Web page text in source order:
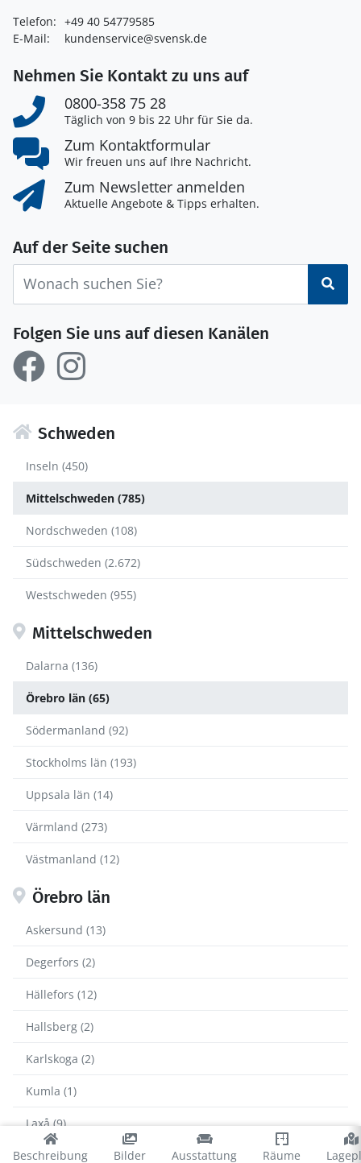
Beschreibung Bilder Ausstattung Räume
Telefon: +49 40 54779585
E-Mail:
kundenservice@svensk.de
Nehmen Sie Kontakt zu uns auf
0800-358 75 28
Täglich von 9 bis 22 Uhr für Sie da.
Zum Kontaktformular
Wir freuen uns auf Ihre Nachricht.
Zum Newsletter anmelden
Aktuelle Angebote & Tipps erhalten.
Auf der Seite suchen
Folgen Sie uns auf diesen Kanälen
Schweden
Inseln (450)
Mittelschweden (785)
Nordschweden (108)
Südschweden (2.672)
Westschweden (955)
Mittelschweden
Dalarna (136)
Örebro län (65)
Södermanland (92)
Stockholms län (193)
Uppsala län (14)
Värmland (273)
Västmanland (12)
Örebro län
Askersund (13)
Degerfors (2)
Hällefors (12)
Hallsberg (2)
Karlskoga (2)
Kumla (1)
Laxå (9)
Lekeberg (1)